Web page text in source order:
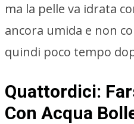
ma la pelle va idrata
ancora umida e non
quindi poco tempo
Quattordici:
Con Acqua